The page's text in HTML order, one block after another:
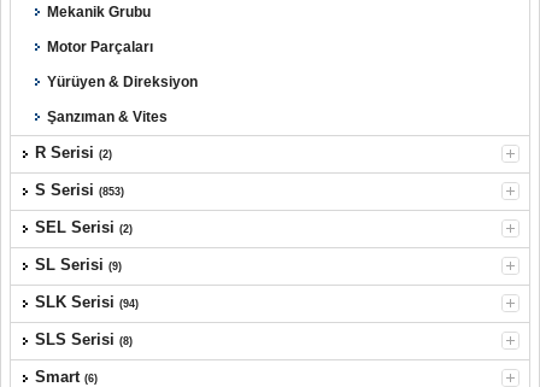
Mekanik Grubu
Motor Parçaları
Yürüyen & Direksiyon
Şanzıman & Vites
R Serisi (2)
S Serisi (853)
SEL Serisi (2)
SL Serisi (9)
SLK Serisi (94)
SLS Serisi (8)
Smart (6)